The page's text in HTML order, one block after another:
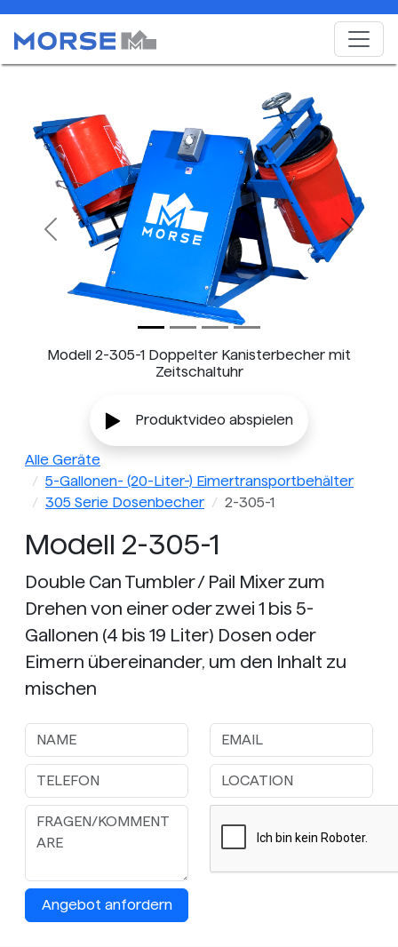
Modell 2-305-1 Doppelter Kanisterbecher mit
Zeitschaltuhr
Previous Next
Produktvideo abspielen
Alle Geräte
5-Gallonen- (20-Liter-) Eimertransportbehälter
305 Serie Dosenbecher
2-305-1
Modell 2-305-1
Double Can Tumbler / Pail Mixer zum
Drehen von einer oder zwei 1 bis 5-
Gallonen (4 bis 19 Liter) Dosen oder
Eimern übereinander, um den Inhalt zu
mischen
Angebot anfordern